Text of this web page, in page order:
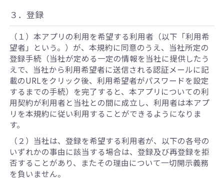
３．登録
（１）本アプリの利用を希望する利用者（以下「利用希
望者」という。）が、本規約に同意のうえ、当社所定の
登録手続（当社が定める一定の情報を当社に提供したう
えで、当社から利用希望者に送信される認証メールに記
載のURLをクリック後、利用希望者がパスワードを設定
するまでの手続）を完了すると、本アプリについての利
用契約が利用者と当社との間に成立し、利用者は本アプ
リを本規約に従い利用することができるようになりま
す。
（２）当社は、登録を希望する利用者が、以下の各号の
いずれかの事由に該当する場合は、登録及び再登録を拒
否することがあり、またその理由について一切開示義務
を負いません。